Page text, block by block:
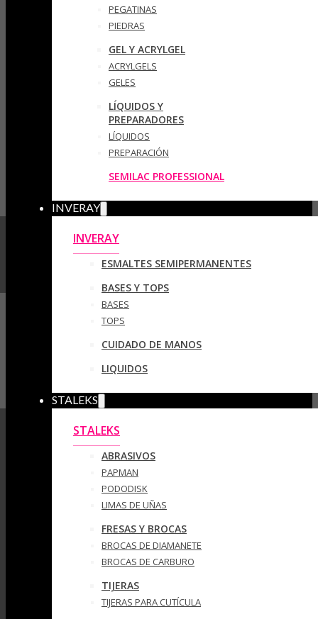
PEGATINAS
PIEDRAS
GEL Y ACRYLGEL
ACRYLGELS
GELES
LÍQUIDOS Y
PREPARADORES
LÍQUIDOS
PREPARACIÓN
SEMILAC PROFESSIONAL
INVERAY
INVERAY
ESMALTES SEMIPERMANENTES
BASES Y TOPS
BASES
TOPS
CUIDADO DE MANOS
LIQUIDOS
STALEKS
STALEKS
ABRASIVOS
PAPMAN
PODODISK
LIMAS DE UÑAS
FRESAS Y BROCAS
BROCAS DE DIAMANETE
BROCAS DE CARBURO
TIJERAS
TIJERAS PARA CUTÍCULA